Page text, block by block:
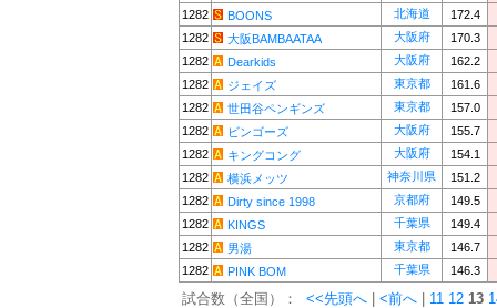
1282
BOONS 北海道
172.4
1282
大阪BAMBAATAA 大阪府
170.3
1282
Dearkids 大阪府
162.2
1282
ジェイズ 東京都
161.6
1282
世田谷ペンギンズ 東京都
157.0
1282
ビンゴーズ 大阪府
155.7
1282
キングコング 大阪府
154.1
1282
横浜メッツ 神奈川県
151.2
1282
Dirty since 1998 京都府
149.5
1282
KINGS 千葉県
149.4
1282
男湯 東京都
146.7
1282
PINK BOM 千葉県 146.3
試合数（全国）： <<先頭へ <前へ 11 12 13